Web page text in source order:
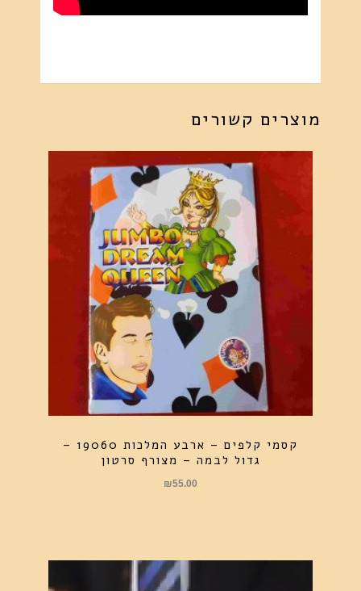
מוצרים קשורים
קסמי קלפים – ארבע המלכות 19060 –
גדול לבמה – מצורף סרטון
₪55.00